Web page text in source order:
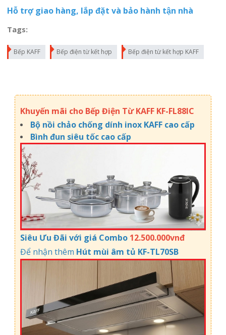
Hỗ trợ giao hàng, lắp đặt và bảo hành tận nhà
Tags:
Bếp KAFF Bếp điện từ kết hợp Bếp điện từ kết hợp KAFF
Khuyến mãi cho Bếp Điện Từ KAFF KF-FL88IC
Bộ nồi chảo chống dính inox KAFF cao cấp
Bình đun siêu tốc cao cấp
Siêu Ưu Đãi với giá Combo 12.500.000vnđ
Để nhận thêm Hút mùi âm tủ KF-TL70SB